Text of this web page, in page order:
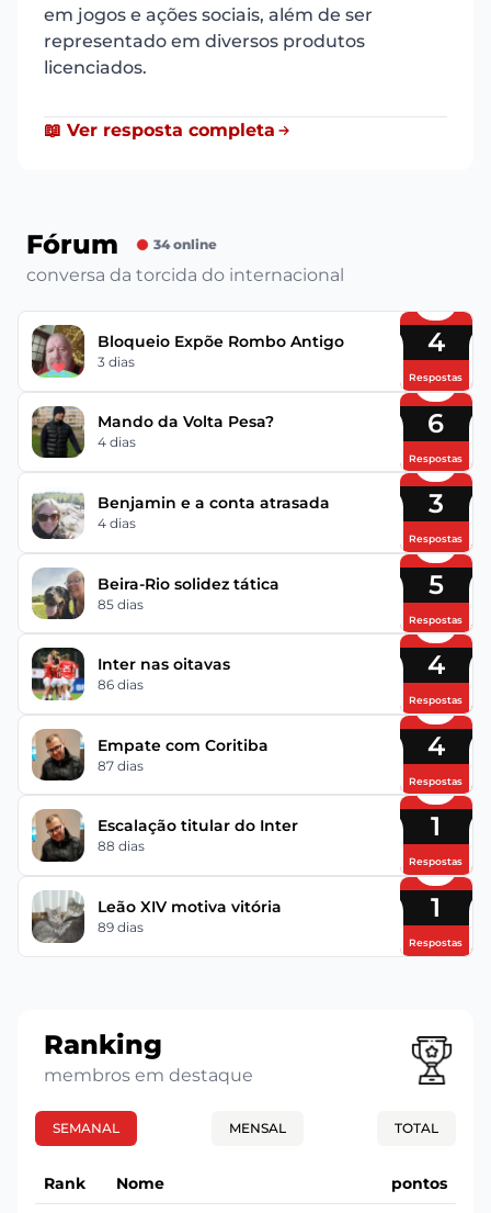
em jogos e ações sociais, além de ser
representado em diversos produtos
licenciados.
📖 Ver resposta completa
Fórum 34 online
conversa da torcida do internacional
Bloqueio Expõe Rombo Antigo
3 dias
4
Respostas
Mando da Volta Pesa?
4 dias
6
Respostas
Benjamin e a conta atrasada
4 dias
3
Respostas
Beira-Rio solidez tática
85 dias
5
Respostas
Inter nas oitavas
86 dias
4
Respostas
Empate com Coritiba
87 dias
4
Respostas
Escalação titular do Inter
88 dias
1
Respostas
Leão XIV motiva vitória
89 dias
1
Respostas
Ranking
membros em destaque
SEMANAL MENSAL TOTAL
Rank Nome pontos